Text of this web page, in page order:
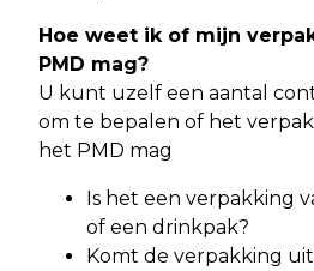
Hoe weet ik of mijn
PMD mag?
U kunt uzelf een aantal
om te bepalen of het
het PMD mag
Is het een verpakking
of een drinkpak?
Komt de verpakking